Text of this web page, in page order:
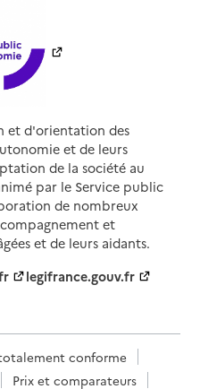
et d'orientation des
et de leurs
de la société au
par le Service public
de nombreux
et
et de leurs aidants.
legifrance.gouv.fr
conforme
Prix et comparateurs